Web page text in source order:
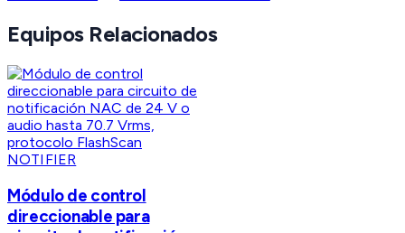
Equipos Relacionados
NOTIFIER
Módulo de control
direccionable para